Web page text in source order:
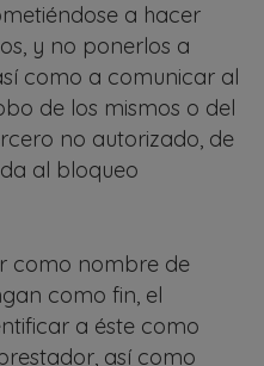
a hacer
y no ponerlos a
como a comunicar al
de los mismos o del
no autorizado, de
al bloqueo
como nombre de
como fin, el
a éste como
así como